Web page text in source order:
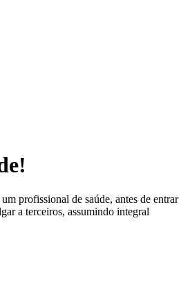
profissional de saúde, antes de entrar
a terceiros, assumindo integral